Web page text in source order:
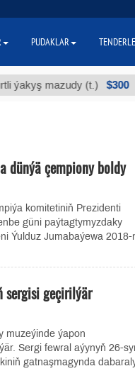
mazudy (t.) $300
dünýä çempiony boldy
komitetiniň Prezidenti
güni paýtagtymyzdaky
Ýulduz Jumabaýewa 2018-
sergisi geçirilýär
muzeýinde ýapon
Sergi fewral aýynyň 26-
gatnaşmagynda
PUDAKLAR